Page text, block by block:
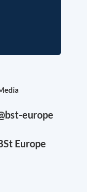
europe
Europe